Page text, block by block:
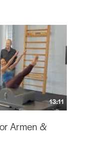
13:11
Armen &